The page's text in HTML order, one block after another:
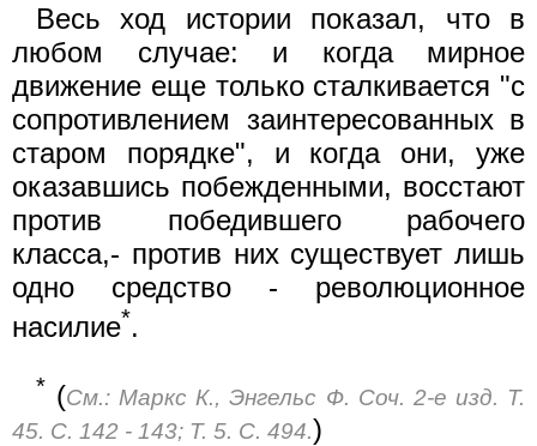
Весь ход истории показал, что в
любом случае: и когда мирное
движение еще только сталкивается "с
сопротивлением заинтересованных в
старом порядке", и когда они, уже
оказавшись побежденными, восстают
против победившего рабочего
класса,- против них существует лишь
одно средство - революционное
насилие*.
* (См.: Маркс К., Энгельс Ф. Соч. 2-е изд. Т.
45. С. 142 - 143; Т. 5. С. 494.)